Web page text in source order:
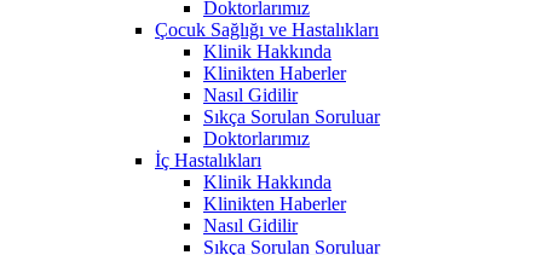
Doktorlarımız
Çocuk Sağlığı ve Hastalıkları
Klinik Hakkında
Klinikten Haberler
Nasıl Gidilir
Sıkça Sorulan Soruluar
Doktorlarımız
İç Hastalıkları
Klinik Hakkında
Klinikten Haberler
Nasıl Gidilir
Sıkça Sorulan Soruluar